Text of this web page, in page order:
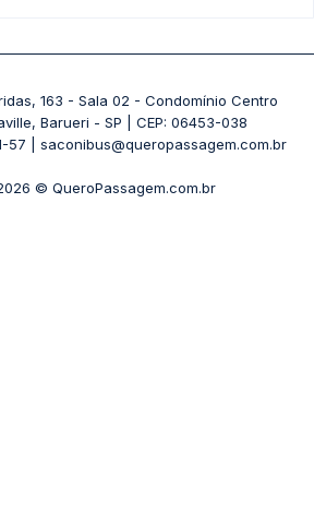
- Gov. Israel Pinheiro (Tergip)
163 - Sala 02 - Condomínio Centro
Barueri - SP | CEP: 06453-038
57 | saconibus@queropassagem.com.br
© QueroPassagem.com.br